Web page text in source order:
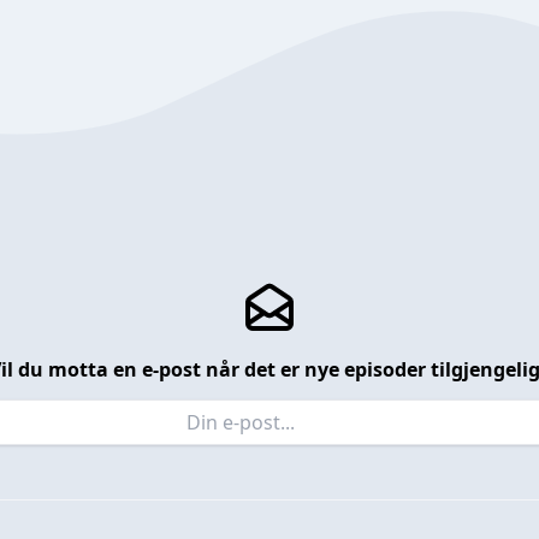
du motta en e-post når det er nye episoder